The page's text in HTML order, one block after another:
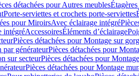
détachées pour Autres meubles
Porte-serviettes et crochets porte-serviettes
pour MiroirsAvec éclairage intégré
intégréAccessoiresÉléments d’éclairage
Pièces détachées pour Montage sur
générateurPièces détachées pour
sur secteurPièces détachées pour
Pièces détachées pour Montage